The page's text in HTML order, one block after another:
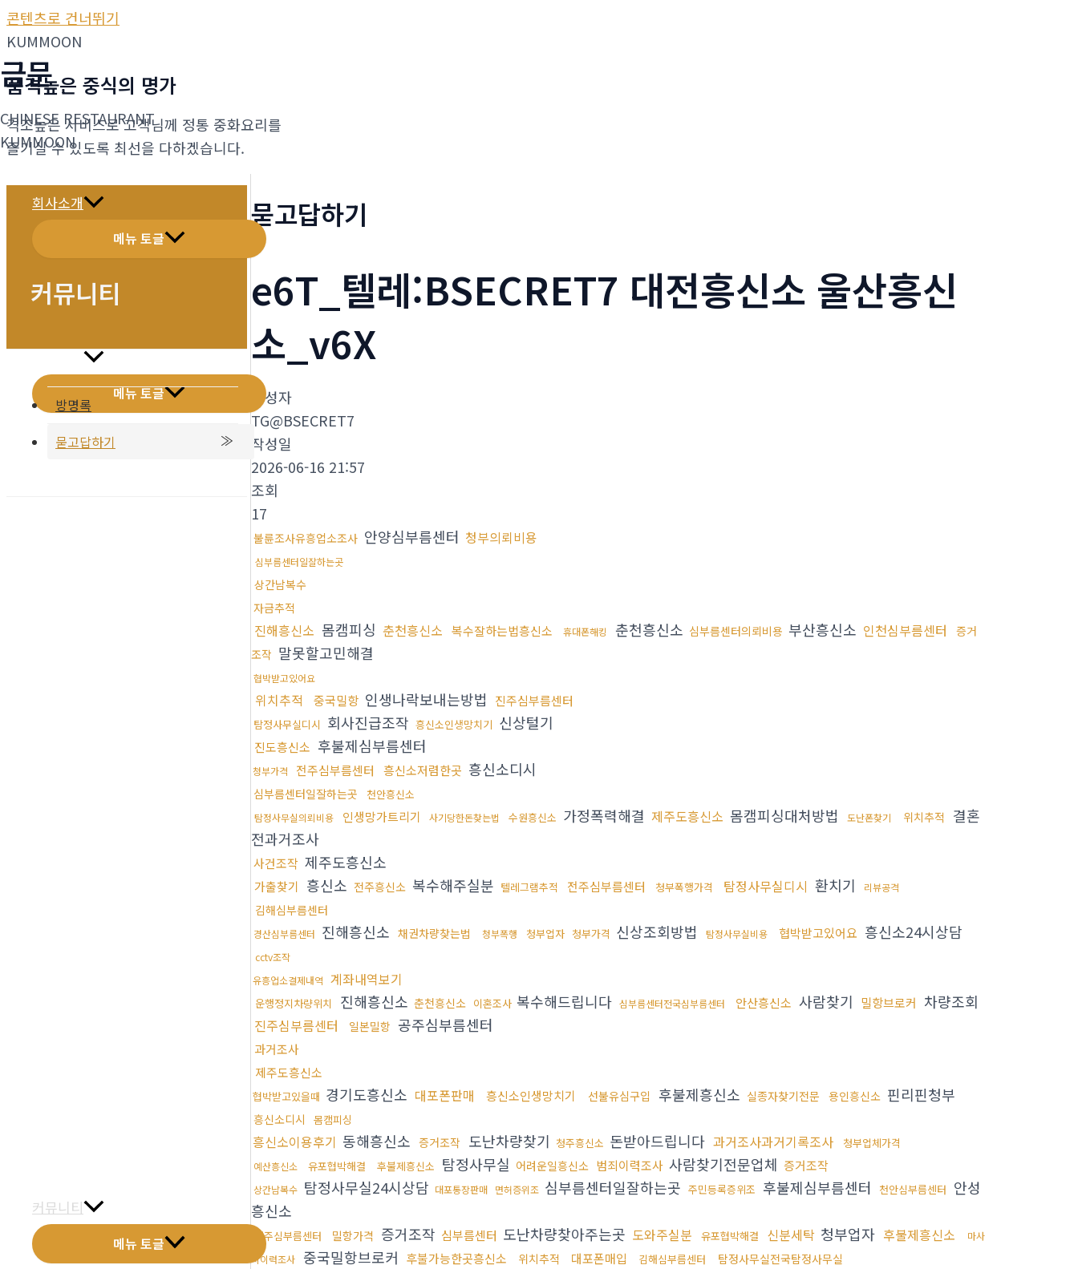
콘텐츠로 건너뛰기
금문
CHINESE RESTAURANT
KUMMOON
회사소개
메뉴 토글
메뉴 토글
커뮤니티
메뉴 토글
KUMMOON
품격높은 중식의 명가
격조높은 서비스로 고객님께 정통 중화요리를
즐기실 수 있도록 최선을 다하겠습니다.
커뮤니티
방명록
묻고답하기
묻고답하기
e6T_텔레:BSECRET7 대전흥신소 울산흥신
소_v6X
작성자
TG@BSECRET7
작성일
2026-06-16 21:57
조회
17
불륜조사유흥업소조사 안양심부름센터 청부의뢰비용
심부름센터일잘하는곳
상간남복수
자금추적
진해흥신소 몸캠피싱 춘천흥신소 복수잘하는법흥신소 휴대폰해킹 춘천흥신소 심부름센터의뢰비용 부산흥신소 인천심부름센터
증거
조작 말못할고민해결
협박받고있어요
위치추적 중국밀항 인생나락보내는방법 진주심부름센터
탐정사무실디시 회사진급조작 흥신소인생망치기 신상털기
진도흥신소 후불제심부름센터
청부가격 전주심부름센터 흥신소저렴한곳 흥신소디시
심부름센터일잘하는곳 천안흥신소
탐정사무실의뢰비용 인생망가트리기 사기당한돈찾는법 수원흥신소 가정폭력해결 제주도흥신소 몸캠피싱대처방법 도난폰찾기 위치추적
결혼
전과거조사
사건조작 제주도흥신소
가출찾기 흥신소 전주흥신소 복수해주실분 텔레그램추적 전주심부름센터 청부폭행가격 탐정사무실디시 환치기 리뷰공격
김해심부름센터
경산심부름센터 진해흥신소 채권차량찾는법 청부폭행 청부업자 청부가격 신상조회방법 탐정사무실비용 협박받고있어요 흥신소24시상담
cctv조작
유흥업소결제내역 계좌내역보기
운행정지차량위치 진해흥신소 춘천흥신소 이혼조사 복수해드립니다 심부름센터전국심부름센터 안산흥신소 사람찾기 밀항브로커 차량조회
진주심부름센터 일본밀항 공주심부름센터
과거조사
제주도흥신소
협박받고있을때 경기도흥신소 대포폰판매 흥신소인생망치기 선불유심구입 후불제흥신소 실종자찾기전문 용인흥신소 핀리핀청부
흥신소디시 몸캠피싱
흥신소이용후기 동해흥신소 증거조작 도난차량찾기 청주흥신소 돈받아드립니다 과거조사과거기록조사 청부업체가격
예산흥신소 유포협박해결 후불제흥신소 탐정사무실 어려운일흥신소 범죄이력조사 사람찾기전문업체 증거조작
상간남복수 탐정사무실24시상담 대포통장판매 면허증위조 심부름센터일잘하는곳 주민등록증위조 후불제심부름센터 천안심부름센터 안성
흥신소
원주심부름센터 밀항가격 증거조작 심부름센터 도난차량찾아주는곳 도와주실분 유포협박해결 신분세탁 청부업자 후불제흥신소
마사
지이력조사
중국밀항브로커 후불가능한곳흥신소 위치추적 대포폰매입 김해심부름센터 탐정사무실전국탐정사무실